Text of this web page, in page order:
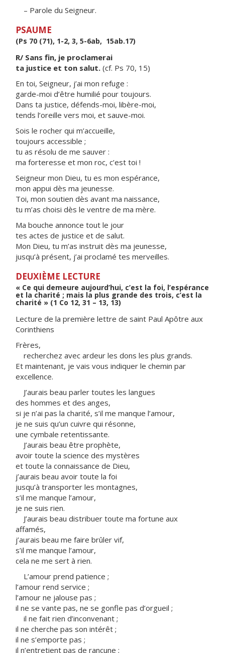
– Parole du Seigneur.
PSAUME
(Ps 70 (71), 1-2, 3, 5-6ab, 15ab.17)
R/ Sans fin, je proclamerai
ta justice et ton salut. (cf. Ps 70, 15)
En toi, Seigneur, j’ai mon refuge :
garde-moi d’être humilié pour toujours.
Dans ta justice, défends-moi, libère-moi,
tends l’oreille vers moi, et sauve-moi.
Sois le rocher qui m’accueille,
toujours accessible ;
tu as résolu de me sauver :
ma forteresse et mon roc, c’est toi !
Seigneur mon Dieu, tu es mon espérance,
mon appui dès ma jeunesse.
Toi, mon soutien dès avant ma naissance,
tu m’as choisi dès le ventre de ma mère.
Ma bouche annonce tout le jour
tes actes de justice et de salut.
Mon Dieu, tu m’as instruit dès ma jeunesse,
jusqu’à présent, j’ai proclamé tes merveilles.
DEUXIÈME LECTURE
« Ce qui demeure aujourd’hui, c’est la foi, l’espérance
et la charité ; mais la plus grande des trois, c’est la
charité » (1 Co 12, 31 – 13, 13)
Lecture de la première lettre de saint Paul Apôtre aux
Corinthiens
Frères,
recherchez avec ardeur les dons les plus grands.
Et maintenant, je vais vous indiquer le chemin par
excellence.
J’aurais beau parler toutes les langues
des hommes et des anges,
si je n’ai pas la charité, s’il me manque l’amour,
je ne suis qu’un cuivre qui résonne,
une cymbale retentissante.
J’aurais beau être prophète,
avoir toute la science des mystères
et toute la connaissance de Dieu,
j’aurais beau avoir toute la foi
jusqu’à transporter les montagnes,
s’il me manque l’amour,
je ne suis rien.
J’aurais beau distribuer toute ma fortune aux
affamés,
j’aurais beau me faire brûler vif,
s’il me manque l’amour,
cela ne me sert à rien.
L’amour prend patience ;
l’amour rend service ;
l’amour ne jalouse pas ;
il ne se vante pas, ne se gonfle pas d’orgueil ;
il ne fait rien d’inconvenant ;
il ne cherche pas son intérêt ;
il ne s’emporte pas ;
il n’entretient pas de rancune ;